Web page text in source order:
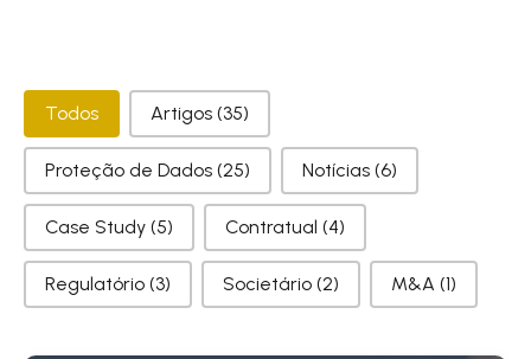
Categorias
Todos Artigos (35)
Proteção de Dados (25) Notícias (6)
Case Study (5) Contratual (4)
Regulatório (3) Societário (2) M&A (1)